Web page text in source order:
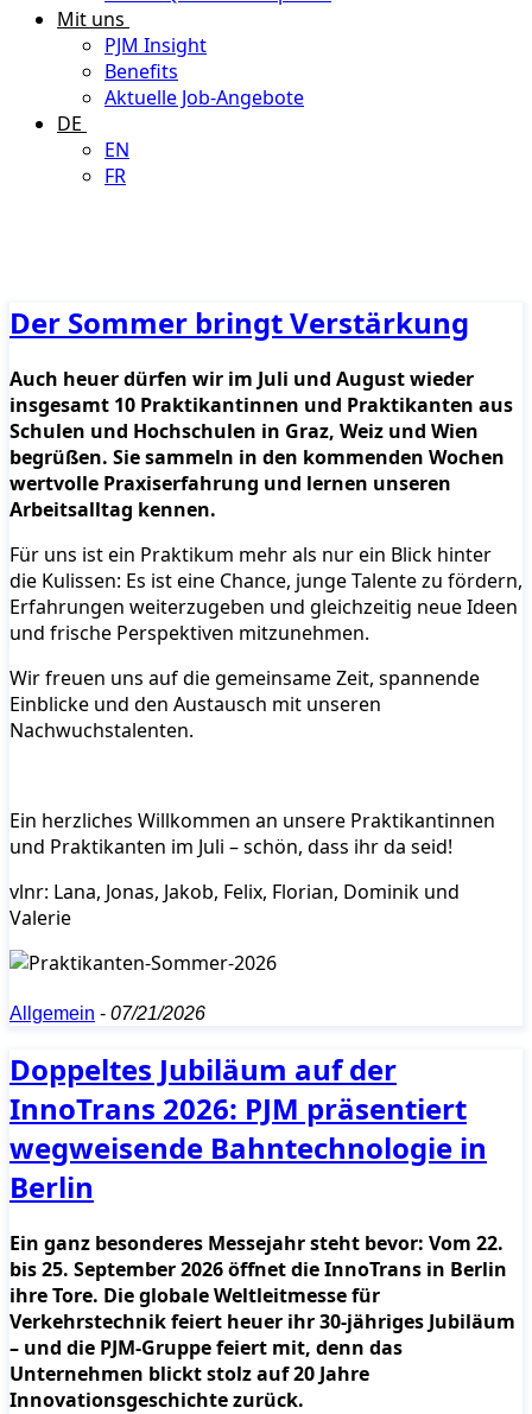
Mit uns
PJM Insight
Benefits
Aktuelle Job-Angebote
DE
EN
FR
Der Sommer bringt Verstärkung
Auch heuer dürfen wir im Juli und August wieder
insgesamt 10 Praktikantinnen und Praktikanten aus
Schulen und Hochschulen in Graz, Weiz und Wien
begrüßen. Sie sammeln in den kommenden Wochen
wertvolle Praxiserfahrung und lernen unseren
Arbeitsalltag kennen.
Für uns ist ein Praktikum mehr als nur ein Blick hinter
die Kulissen: Es ist eine Chance, junge Talente zu fördern,
Erfahrungen weiterzugeben und gleichzeitig neue Ideen
und frische Perspektiven mitzunehmen.
Wir freuen uns auf die gemeinsame Zeit, spannende
Einblicke und den Austausch mit unseren
Nachwuchstalenten.
Ein herzliches Willkommen an unsere Praktikantinnen
und Praktikanten im Juli – schön, dass ihr da seid!
vlnr: Lana, Jonas, Jakob, Felix, Florian, Dominik und
Valerie
Allgemein - 07/21/2026
Doppeltes Jubiläum auf der
InnoTrans 2026: PJM präsentiert
wegweisende Bahntechnologie in
Berlin
Ein ganz besonderes Messejahr steht bevor: Vom 22.
bis 25. September 2026 öffnet die InnoTrans in Berlin
ihre Tore. Die globale Weltleitmesse für
Verkehrstechnik feiert heuer ihr 30-jähriges Jubiläum
– und die PJM-Gruppe feiert mit, denn das
Unternehmen blickt stolz auf 20 Jahre
Innovationsgeschichte zurück.